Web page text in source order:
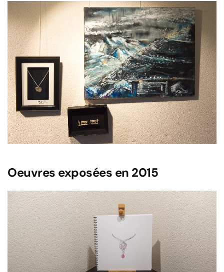
Voir l'image
Oeuvres exposées en 2015
Voir l'image